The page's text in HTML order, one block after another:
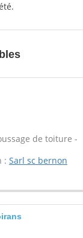
de toiture -
: Sarl sc bernon